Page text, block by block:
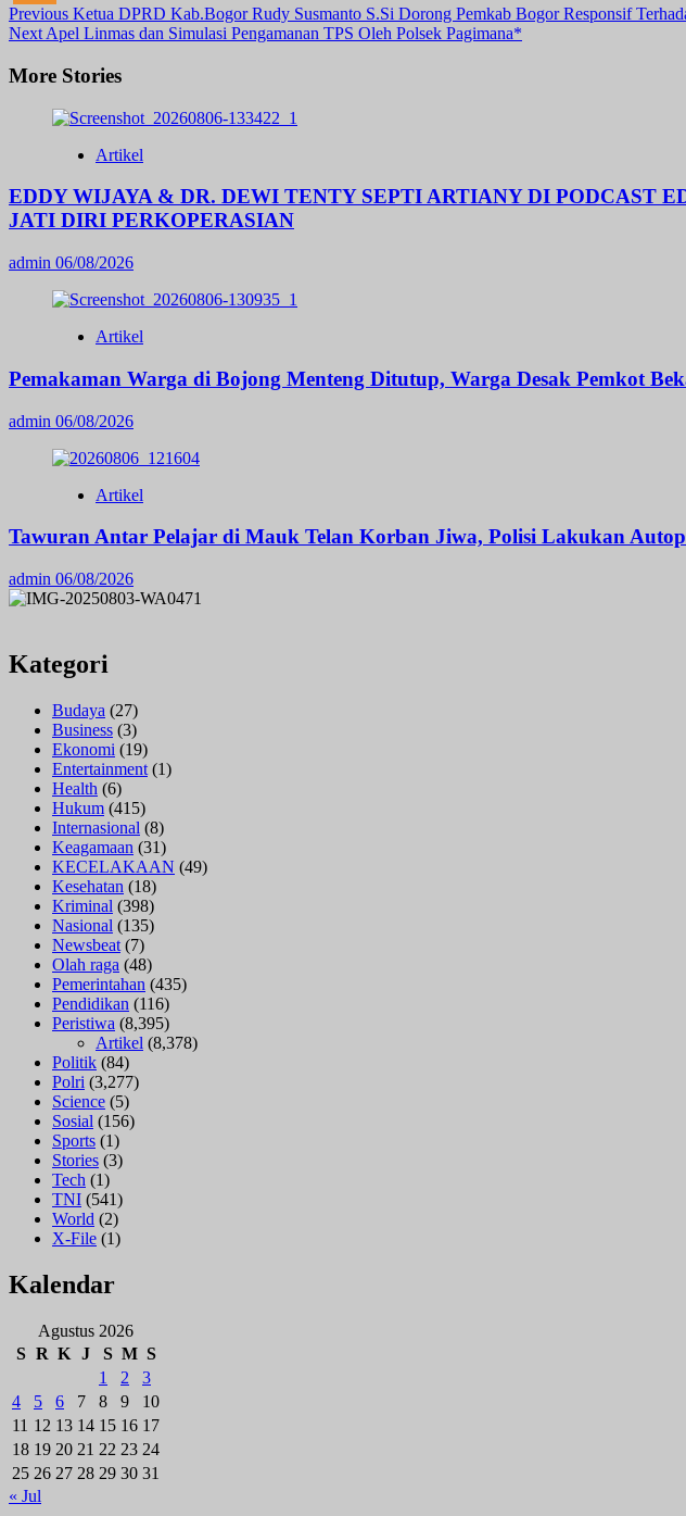
Post
Navigation
Previous Ketua DPRD Kab.Bogor Rudy Susmanto S.Si Dorong Pemkab Bogor Responsif
Next Apel Linmas dan Simulasi Pengamanan TPS Oleh Polsek Pagimana*
More Stories
Artikel
EDDY WIJAYA & DR. DEWI TENTY SEPTI ARTIANY DI PODCAST
JATI DIRI PERKOPERASIAN
admin 06/08/2026
Artikel
Pemakaman Warga di Bojong Menteng Ditutup, Warga Desak Pemkot
admin 06/08/2026
Artikel
Tawuran Antar Pelajar di Mauk Telan Korban Jiwa, Polisi Lakukan
admin 06/08/2026
Kategori
Budaya (27)
Business (3)
Ekonomi (19)
Entertainment (1)
Health (6)
Hukum (415)
Internasional (8)
Keagamaan (31)
KECELAKAAN (49)
Kesehatan (18)
Kriminal (398)
Nasional (135)
Newsbeat (7)
Olah raga (48)
Pemerintahan (435)
Pendidikan (116)
Peristiwa (8,395)
Artikel (8,378)
Politik (84)
Polri (3,277)
Science (5)
Sosial (156)
Sports (1)
Stories (3)
Tech (1)
TNI (541)
World (2)
X-File (1)
Kalendar
Agustus 2026
S R K J S M S
1
2
3
4
5 6 7 8 9
10
11 12 13 14 15 16 17
18 19 20 21 22 23 24
25 26 27 28 29 30 31
« Jul